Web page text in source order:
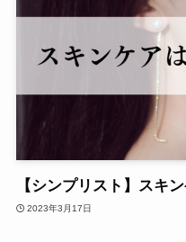
【シンプリスト】スキ
2023年3月17日